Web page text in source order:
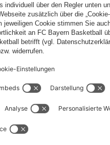
StoreDeutschlandbleiben?
, um dorthin zu liefern!
, um dorthin zu liefern!